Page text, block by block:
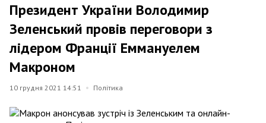
Президент України Володимир
Зеленський провів переговори з
лідером Франції Еммануелем
Макроном
10 грудня 2021 14:51 Політика